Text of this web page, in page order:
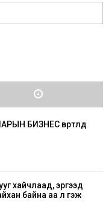
БИЗНЕС өвөртлөөд
хайчлаад, эргээд
байна аа л гэж